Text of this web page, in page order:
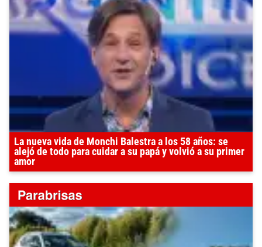
La nueva vida de Monchi Balestra a los 58 años: se
alejó de todo para cuidar a su papá y volvió a su primer
amor